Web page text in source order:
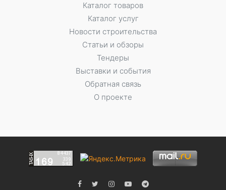
Каталог товаров
Каталог услуг
Новости строительства
Статьи и обзоры
Тендеры
Выставки и события
Обратная связь
О проекте